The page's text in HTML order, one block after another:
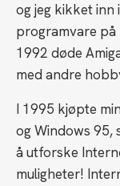
og jeg kikket inn
programvare på
1992 døde
med andre
I 1995 kjøpte
og Windows 95,
å utforske
muligheter!